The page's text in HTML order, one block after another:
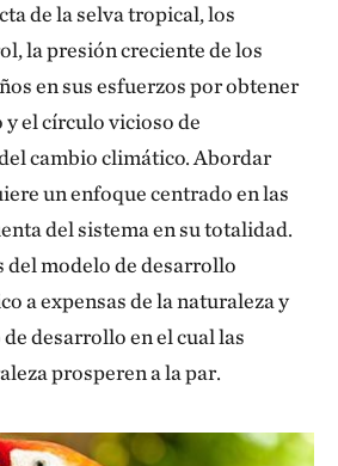
de la selva tropical, los
la presión creciente de los
en sus esfuerzos por obtener
el círculo vicioso de
cambio climático. Abordar
un enfoque centrado en las
del sistema en su totalidad.
del modelo de desarrollo
a expensas de la naturaleza y
desarrollo en el cual las
prosperen a la par.